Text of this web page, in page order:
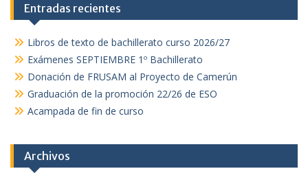
Entradas recientes
Libros de texto de bachillerato curso 2026/27
Exámenes SEPTIEMBRE 1º Bachillerato
Donación de FRUSAM al Proyecto de Camerún
Graduación de la promoción 22/26 de ESO
Acampada de fin de curso
Archivos